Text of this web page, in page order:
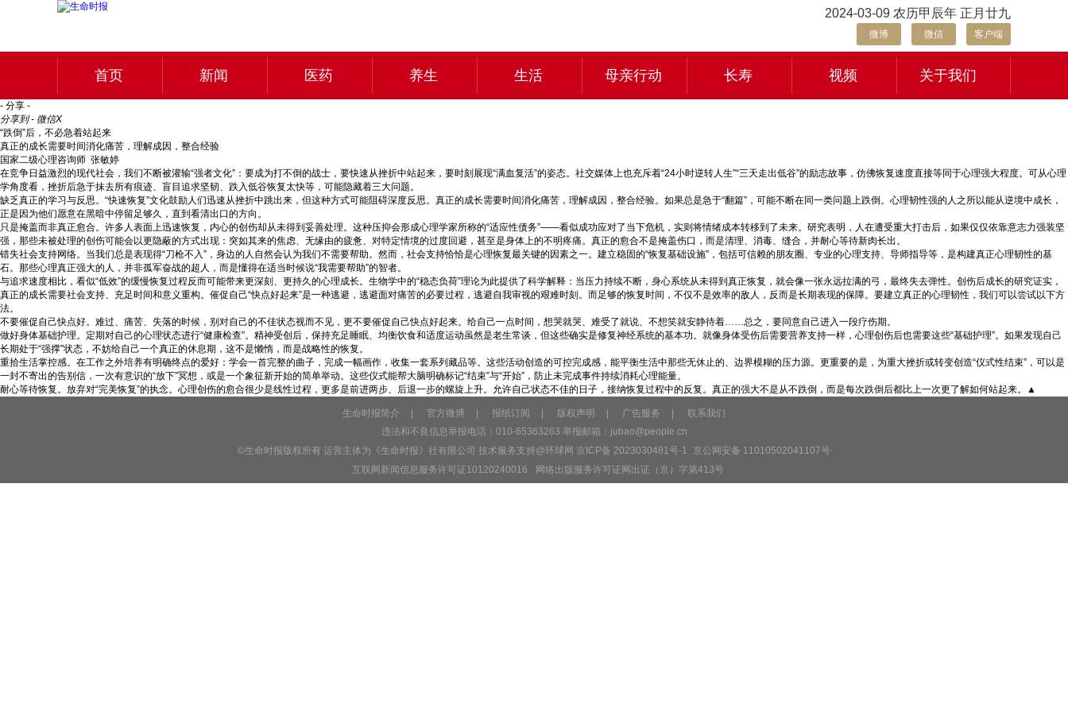
2024-03-09 农历甲辰年 正月廿九
微博 微信 客户端
首页 新闻 医药 养生 生活 母亲行动 长寿 视频 关于我们
- 分享 -
分享到 - 微信X
“跌倒”后，不必急着站起来
真正的成长需要时间消化痛苦，理解成因，整合经验
国家二级心理咨询师 张敏婷
在竞争日益激烈的现代社会，我们不断被灌输“强者文化”：要成为打不倒的战士，要快速从挫折中站起来，要时刻展现“满血复活”的姿态。社交媒体上也充斥着“24小时逆转人生”“三天走出低谷”的励志故事，仿佛恢复速度直接等同于心理强大程度。可从心理
学角度看，挫折后急于抹去所有痕迹、盲目追求坚韧、跌入低谷恢复太快等，可能隐藏着三大问题。
缺乏真正的学习与反思。“快速恢复”文化鼓励人们迅速从挫折中跳出来，但这种方式可能阻碍深度反思。真正的成长需要时间消化痛苦，理解成因，整合经验。如果总是急于“翻篇”，可能不断在同一类问题上跌倒。心理韧性强的人之所以能从逆境中成长，
正是因为他们愿意在黑暗中停留足够久，直到看清出口的方向。
只是掩盖而非真正愈合。许多人表面上迅速恢复，内心的创伤却从未得到妥善处理。这种压抑会形成心理学家所称的“适应性债务”——看似成功应对了当下危机，实则将情绪成本转移到了未来。研究表明，人在遭受重大打击后，如果仅仅依靠意志力强装坚
强，那些未被处理的创伤可能会以更隐蔽的方式出现：突如其来的焦虑、无缘由的疲惫、对特定情境的过度回避，甚至是身体上的不明疼痛。真正的愈合不是掩盖伤口，而是清理、消毒、缝合，并耐心等待新肉长出。
错失社会支持网络。当我们总是表现得“刀枪不入”，身边的人自然会认为我们不需要帮助。然而，社会支持恰恰是心理恢复最关键的因素之一。建立稳固的“恢复基础设施”，包括可信赖的朋友圈、专业的心理支持、导师指导等，是构建真正心理韧性的基
石。那些心理真正强大的人，并非孤军奋战的超人，而是懂得在适当时候说“我需要帮助”的智者。
与追求速度相比，看似“低效”的缓慢恢复过程反而可能带来更深刻、更持久的心理成长。生物学中的“稳态负荷”理论为此提供了科学解释：当压力持续不断，身心系统从未得到真正恢复，就会像一张永远拉满的弓，最终失去弹性。创伤后成长的研究证实，
真正的成长需要社会支持、充足时间和意义重构。催促自己“快点好起来”是一种逃避，逃避面对痛苦的必要过程，逃避自我审视的艰难时刻。而足够的恢复时间，不仅不是效率的敌人，反而是长期表现的保障。要建立真正的心理韧性，我们可以尝试以下方
法。
不要催促自己快点好。难过、痛苦、失落的时候，别对自己的不佳状态视而不见，更不要催促自己快点好起来。给自己一点时间，想哭就哭、难受了就说、不想笑就安静待着……总之，要同意自己进入一段疗伤期。
做好身体基础护理。定期对自己的心理状态进行“健康检查”。精神受创后，保持充足睡眠、均衡饮食和适度运动虽然是老生常谈，但这些确实是修复神经系统的基本功。就像身体受伤后需要营养支持一样，心理创伤后也需要这些“基础护理”。如果发现自己
长期处于“强撑”状态，不妨给自己一个真正的休息期，这不是懒惰，而是战略性的恢复。
重拾生活掌控感。在工作之外培养有明确终点的爱好：学会一首完整的曲子，完成一幅画作，收集一套系列藏品等。这些活动创造的可控完成感，能平衡生活中那些无休止的、边界模糊的压力源。更重要的是，为重大挫折或转变创造“仪式性结束”，可以是
一封不寄出的告别信，一次有意识的“放下”冥想，或是一个象征新开始的简单举动。这些仪式能帮大脑明确标记“结束”与“开始”，防止未完成事件持续消耗心理能量。
耐心等待恢复。放弃对“完美恢复”的执念。心理创伤的愈合很少是线性过程，更多是前进两步、后退一步的螺旋上升。允许自己状态不佳的日子，接纳恢复过程中的反复。真正的强大不是从不跌倒，而是每次跌倒后都比上一次更了解如何站起来。▲
生命时报简介 官方微博 报纸订阅 版权声明 广告服务
联系我们
违法和不良信息举报电话：010-65363263 举报邮箱： jubao@people.cn
©生命时报版权所有 运营主体为《生命时报》社有限公司 技术服务支持@环球网 京ICP备 2023030481号-1
京公网安备 11010502041107号
互联网新闻信息服务许可证10120240016
网络出版服务许可证网出证（京）字第413号